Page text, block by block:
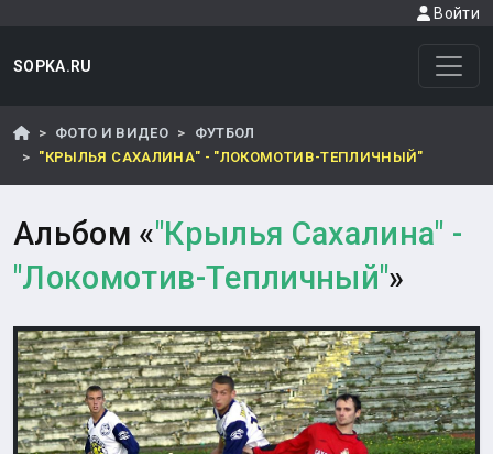
Войти
SOPKA.RU
ФОТО И ВИДЕО
ФУТБОЛ
"КРЫЛЬЯ САХАЛИНА" - "ЛОКОМОТИВ-ТЕПЛИЧНЫЙ"
Альбом «"Крылья Сахалина" -
"Локомотив-Тепличный"»